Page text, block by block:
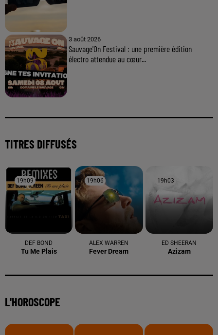
3 août 2026
Sauvage'On Festival : une première édition
électro attendue au cœur...
TITRES DIFFUSÉS
19h09
19h09
DEF BOND
Tu Me Plais
19h06
19h06
ALEX WARREN
Fever Dream
19h03
19h03
ED SHEERAN
Azizam
L'HOROSCOPE